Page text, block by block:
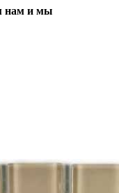
нам и мы